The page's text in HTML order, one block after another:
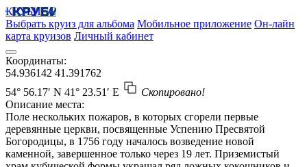
КРУБИСС
Выбрать круиз для альбома Мобильное приложение Он-лайн
карта круизов Личный кабинет
Координаты:
54.936142 41.391762
54° 56.17′ N 41° 23.51′ E
Скопировано!
Описание места:
Поле нескольких пожаров, в которых сгорели первые
деревянные церкви, посвященные Успению Пресвятой
Богородицы, в 1756 году началось возведение новой
каменной, завершенное только через 19 лет. Приземистый